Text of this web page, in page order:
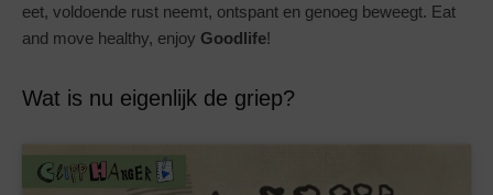
eet, voldoende rust neemt, ontspant en genoeg beweegt. Eat
and move healthy, enjoy Goodlife!
Wat is nu eigenlijk de griep?